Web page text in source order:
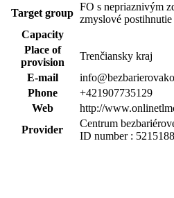
Target group
FO s nepriaznivým
zmyslové
Capacity
Place of
provision
Trenčiansky kraj
E-mail
Phone
+421907735129
Web
http://
Provider
Centrum
ID number :